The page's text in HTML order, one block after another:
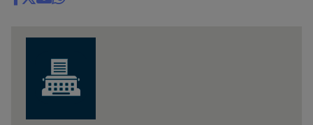
Share